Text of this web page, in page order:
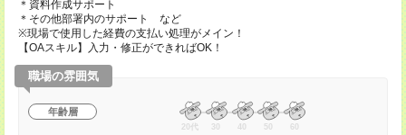
＊資料作成サポート
＊その他部署内のサポート など
※現場で使用した経費の支払い処理がメイン！
【OAスキル】入力・修正ができればOK！
職場の雰囲気
年齢層
20代 30 40 50 60